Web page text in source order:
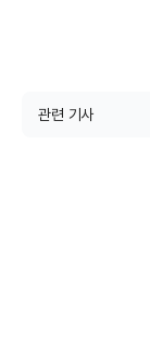
관련 기사